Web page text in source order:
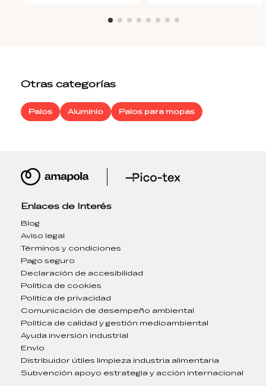
Otras categorías
Palos Aluminio Palos para mopas
Enlaces de Interés
Blog
Aviso legal
Términos y condiciones
Pago seguro
Declaración de accesibilidad
Política de cookies
Política de privacidad
Comunicación de desempeño ambiental
Política de calidad y gestión medioambiental
Ayuda inversión industrial
Envío
Distribuidor útiles limpieza industria alimentaria
Subvención apoyo estrategia y acción internacional